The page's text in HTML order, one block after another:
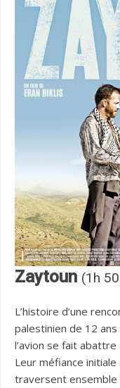
Zaytoun (1h
L’histoire d’une
palestinien de 12
l’avion se fait
Leur méfiance
traversent ensemble